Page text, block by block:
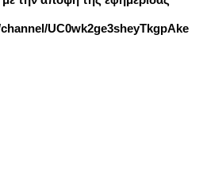
UC0wk2ge3sheyTkgpAke